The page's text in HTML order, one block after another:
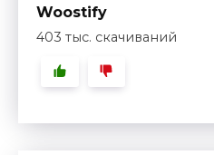
Woostify
403 тыс. скачиваний